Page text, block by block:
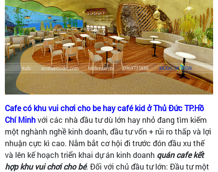
Cafe có khu vui chơi cho be hay café kid ở Thủ Đức TP.Hồ
Chí Minhvới các nhà đầu tư dù lớn hay nhỏ đang tìm kiếm
một nghành nghề kinh doanh, đầu tư vốn + rủi ro thấp và lợi
nhuận cực kì cao. Nắm bắt cơ hội đi trước đón đầu xu thế
và lên kế hoạch triển khai dự án kinh doanh quán cafe kết
hợp khu vui chơi cho bé. Đối với chủ đầu tư lớn: Đầu tư một